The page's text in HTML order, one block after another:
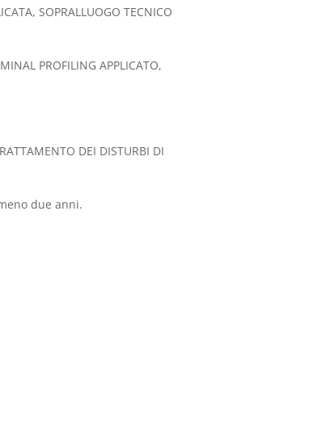
SOPRALLUOGO TECNICO
PROFILING APPLICATO,
DEI DISTURBI DI
due anni.